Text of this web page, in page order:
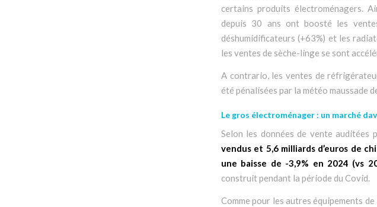
certains produits électroménagers.
depuis 30 ans ont boosté les
déshumidificateurs (+63%) et les
les ventes de sèche-linge se sont
A contrario, les ventes de
été pénalisées par la météo maussade
Le gros électroménager : un marché
Selon les données de vente auditées
vendus et 5,6 milliards d’euros de
une baisse de -3,9% en 2024 (vs
construit pendant la période du Covid.
Comme pour les autres équipements